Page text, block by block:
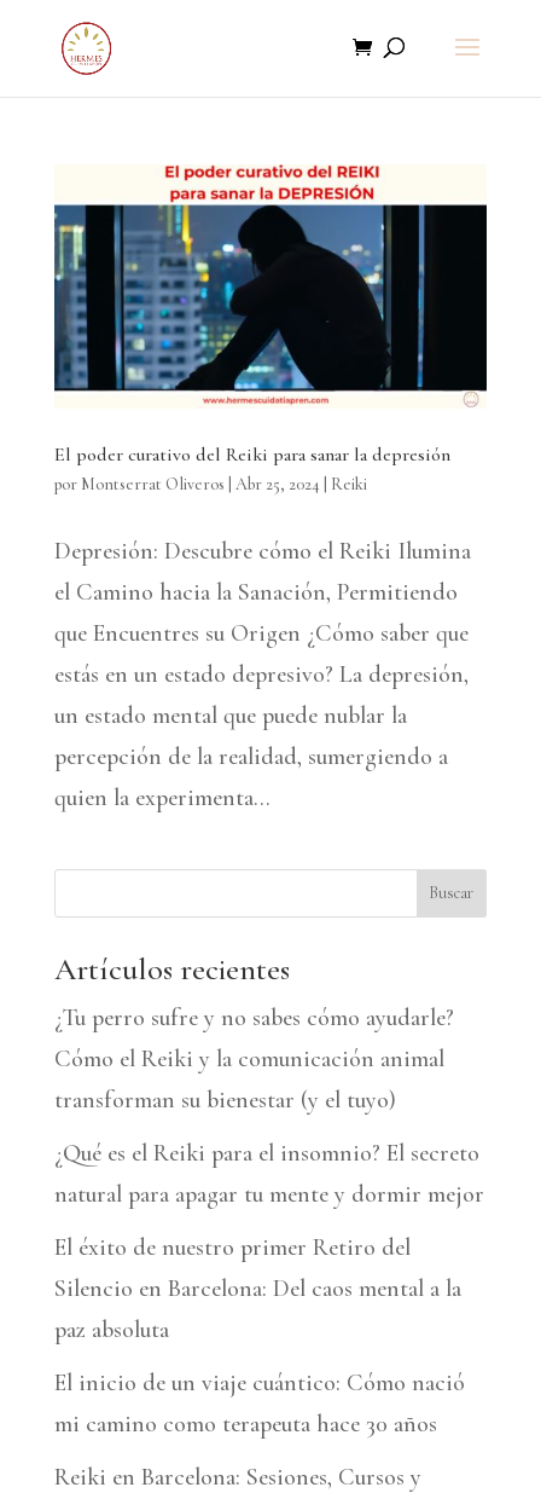
El poder curativo del Reiki para sanar la depresión
por Montserrat Oliveros Abr 25, 2024 Reiki
Depresión: Descubre cómo el Reiki Ilumina
el Camino hacia la Sanación, Permitiendo
que Encuentres su Origen ¿Cómo saber que
estás en un estado depresivo? La depresión,
un estado mental que puede nublar la
percepción de la realidad, sumergiendo a
quien la experimenta...
Buscar
Artículos recientes
¿Tu perro sufre y no sabes cómo ayudarle?
Cómo el Reiki y la comunicación animal
transforman su bienestar (y el tuyo)
¿Qué es el Reiki para el insomnio? El secreto
natural para apagar tu mente y dormir mejor
El éxito de nuestro primer Retiro del
Silencio en Barcelona: Del caos mental a la
paz absoluta
El inicio de un viaje cuántico: Cómo nació
mi camino como terapeuta hace 30 años
Reiki en Barcelona: Sesiones, Cursos y